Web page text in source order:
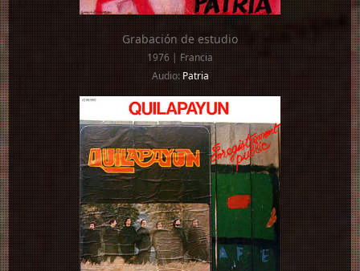
Grabación de estudio
1976 | Francia
Audio:Patria